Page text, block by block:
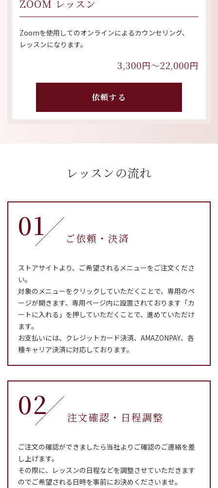
ZOOM レッスン
Zoomを使用してのオンラインによるカウンセリング、
レッスンになります。
3,300円〜22,000円
依頼する
レッスンの流れ
01 ご依頼・​​​​​​​決済
ストアサイトより、ご希望されるメニューをご注文くださ
い。
対象のメニューをクリックしていただくことで、専用のペ
ージが開きます、専用ページ内に設置されております「カ
ートに入れる」を押していただくことで、進めていただけ
ます。
お支払いには、クレジットカード決済、AMAZONPAY、各
種キャリア決済に対応しております。
02 注文確認・日程調整
ご注文の確認ができましたら当社よりご確認のご連絡を差
し上げます。
その際に、レッスンの日程などを調整させていただきます
のでご希望される日時を事前にお決めくださいませ。